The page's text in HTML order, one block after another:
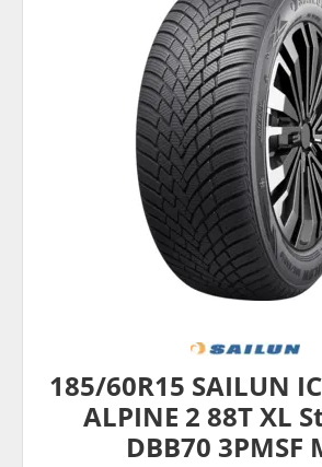
185/60R15 SAILUN
ALPINE 2 88T XL
DBB70 3PMSF